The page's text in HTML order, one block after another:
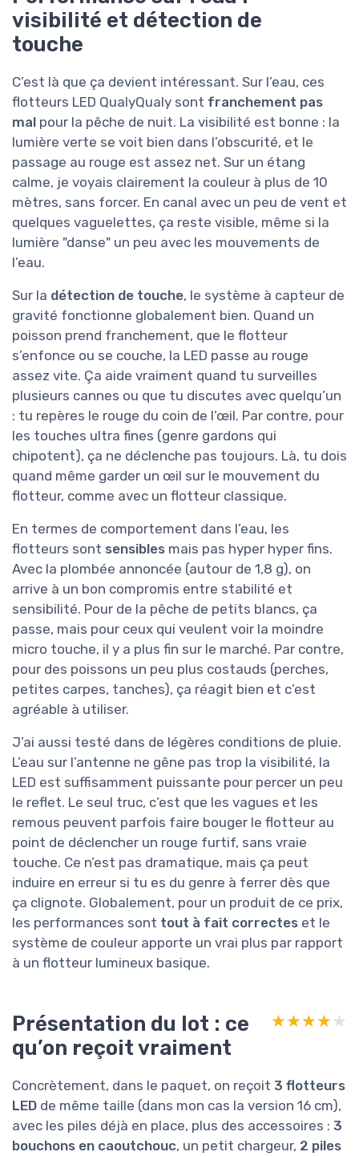
visibilité et détection de
touche
C’est là que ça devient intéressant. Sur l’eau, ces
flotteurs LED QualyQualy sont franchement pas
mal pour la pêche de nuit. La visibilité est bonne : la
lumière verte se voit bien dans l’obscurité, et le
passage au rouge est assez net. Sur un étang
calme, je voyais clairement la couleur à plus de 10
mètres, sans forcer. En canal avec un peu de vent et
quelques vaguelettes, ça reste visible, même si la
lumière "danse" un peu avec les mouvements de
l’eau.
Sur la détection de touche, le système à capteur de
gravité fonctionne globalement bien. Quand un
poisson prend franchement, que le flotteur
s’enfonce ou se couche, la LED passe au rouge
assez vite. Ça aide vraiment quand tu surveilles
plusieurs cannes ou que tu discutes avec quelqu’un
: tu repères le rouge du coin de l’œil. Par contre, pour
les touches ultra fines (genre gardons qui
chipotent), ça ne déclenche pas toujours. Là, tu dois
quand même garder un œil sur le mouvement du
flotteur, comme avec un flotteur classique.
En termes de comportement dans l’eau, les
flotteurs sont sensibles mais pas hyper hyper fins.
Avec la plombée annoncée (autour de 1,8 g), on
arrive à un bon compromis entre stabilité et
sensibilité. Pour de la pêche de petits blancs, ça
passe, mais pour ceux qui veulent voir la moindre
micro touche, il y a plus fin sur le marché. Par contre,
pour des poissons un peu plus costauds (perches,
petites carpes, tanches), ça réagit bien et c’est
agréable à utiliser.
J’ai aussi testé dans de légères conditions de pluie.
L’eau sur l’antenne ne gêne pas trop la visibilité, la
LED est suffisamment puissante pour percer un peu
le reflet. Le seul truc, c’est que les vagues et les
remous peuvent parfois faire bouger le flotteur au
point de déclencher un rouge furtif, sans vraie
touche. Ce n’est pas dramatique, mais ça peut
induire en erreur si tu es du genre à ferrer dès que
ça clignote. Globalement, pour un produit de ce prix,
les performances sont tout à fait correctes et le
système de couleur apporte un vrai plus par rapport
à un flotteur lumineux basique.
Présentation du lot : ce
qu’on reçoit vraiment
★★★★★
★★★★★
Concrètement, dans le paquet, on reçoit 3 flotteurs
LED de même taille (dans mon cas la version 16 cm),
avec les piles déjà en place, plus des accessoires : 3
bouchons en caoutchouc, un petit chargeur, 2 piles